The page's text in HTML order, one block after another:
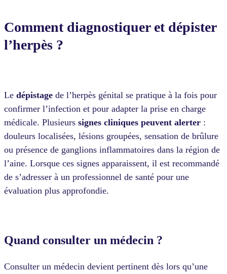
Comment diagnostiquer et dépister
l’herpès ?
Le dépistage de l’herpès génital se pratique à la fois pour
confirmer l’infection et pour adapter la prise en charge
médicale. Plusieurs signes cliniques peuvent alerter :
douleurs localisées, lésions groupées, sensation de brûlure
ou présence de ganglions inflammatoires dans la région de
l’aine. Lorsque ces signes apparaissent, il est recommandé
de s’adresser à un professionnel de santé pour une
évaluation plus approfondie.
Quand consulter un médecin ?
Consulter un médecin devient pertinent dès lors qu’une